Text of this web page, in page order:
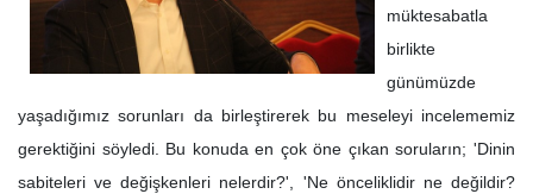
müktesabatla
birlikte
günümüzde
yaşadığımız sorunları da birleştirerek bu meseleyi incelememiz
gerektiğini söyledi. Bu konuda en çok öne çıkan soruların; 'Dinin
sabiteleri ve değişkenleri nelerdir?', 'Ne önceliklidir ne değildir?